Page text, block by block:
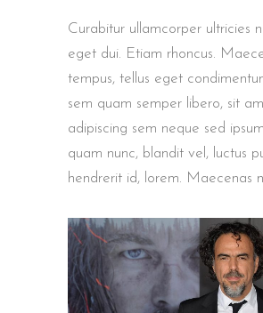
Curabitur ullamcorper ultricies
eget dui. Etiam rhoncus.
tempus, tellus eget
sem quam semper libero, sit
adipiscing sem neque sed
quam nunc, blandit vel, luctus
hendrerit id, lorem. Maecenas